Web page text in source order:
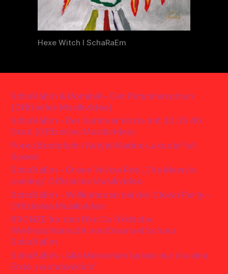
Hexe Witch I SchaRaEm
SchaRaEm & Dominik – Der Patschenschuh
(Offizielles Musikvideo)
SchaRaEm – Der Sommer ist da mit 30 35 40
Grad (Offizielles Musikvideo)
Porec Bootsfahrt Astyle Marine Luxus in Full
Speed
SchaRaEm – Green Yellow Red „The Moon is
coming“ Offizielles Musikvideo
SchaRaEm – Willkommen bei der Clown Party –
Offizielles Musikvideo
BRONZE für den Film Du fröhliche
Weihnachtsnacht von Emanuel Schara
SchaRaEm
SchaRaEm – Alle Menschen haben nur die eine
Erde „nachdenklich“